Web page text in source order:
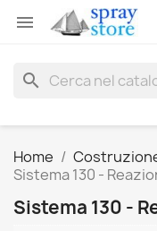

search
Home
Sistema 130 -
Sistema 130 -